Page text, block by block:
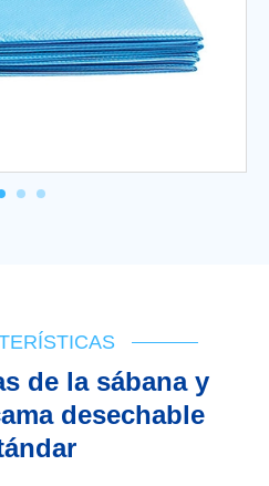
de la sábana y
desechable